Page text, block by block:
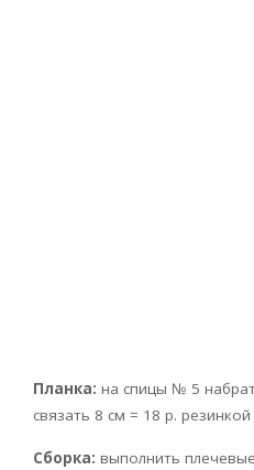
Планка: на спицы № 5
связать 8 см = 18 р.
Сборка: выполнить